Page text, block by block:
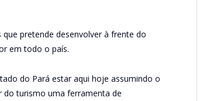
pretende desenvolver à frente do
em todo o país.
do Pará estar aqui hoje assumindo o
do turismo uma ferramenta de